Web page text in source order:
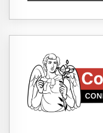
Spin
visita